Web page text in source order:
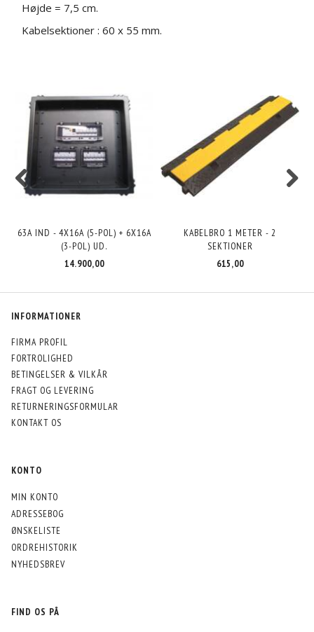
Højde = 7,5 cm.
Kabelsektioner : 60 x 55 mm.
63A IND - 4X16A (5-POL) + 6X16A
(3-POL) UD.
14.900,00
KABELBRO 1 METER - 2
SEKTIONER
615,00
INFORMATIONER
FIRMA PROFIL
FORTROLIGHED
BETINGELSER & VILKÅR
FRAGT OG LEVERING
RETURNERINGSFORMULAR
KONTAKT OS
KONTO
MIN KONTO
ADRESSEBOG
ØNSKELISTE
ORDREHISTORIK
NYHEDSBREV
FIND OS PÅ